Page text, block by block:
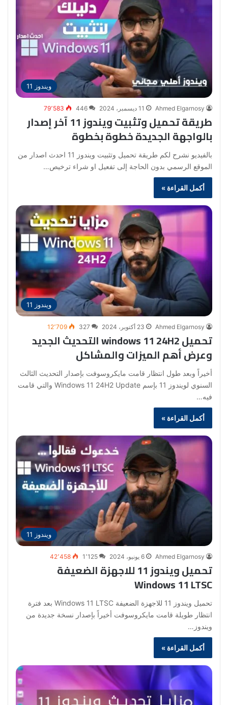
ويندوز 11
Ahmed Elgarnosy 11 ديسمبر، 2024 446 79٬583
طريقة تحميل وتثبيت ويندوز 11 آخر إصدار
بالواجهة الجديدة خطوة بخطوة
بالفيديو نشرح لكم طريقة تحميل وتثبيت ويندوز 11 احدث اصدار من
الموقع الرسمي بدون الحاجة إلى تفعيل او شراء ترخيص…
أكمل القراءة »
ويندوز 11
Ahmed Elgarnosy 23 أكتوبر، 2024 327 12٬709
تحميل windows 11 24H2 التحديث الجديد
وعرض أهم الميزات والمشاكل
أخيراً وبعد طول انتظار قامت مايكروسوفت بإصدار التحديث الثالث
السنوي لويندوز 11 بإسم Windows 11 24H2 Update والتي قامت
فيه…
أكمل القراءة »
ويندوز 11
Ahmed Elgarnosy 6 يونيو، 2024 1٬125 42٬458
تحميل ويندوز 11 للاجهزة الضعيفة
Windows 11 LTSC
تحميل ويندوز 11 للاجهزة الضعيفة Windows 11 LTSC بعد فترة
انتظار طويلة قامت مايكروسوفت أخيراً بإصدار نسخة جديدة من
ويندوز…
أكمل القراءة »